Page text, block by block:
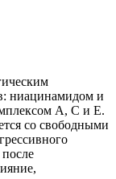
ниацинамидом и
А, С и Е.
со свободными